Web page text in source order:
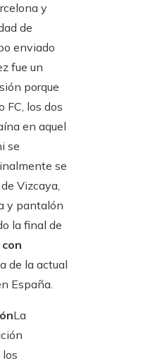
y
de
enviado
fue un
porque
FC, los dos
en aquel
se
se
Vizcaya,
y pantalón
la final de
de la actual
España.
La